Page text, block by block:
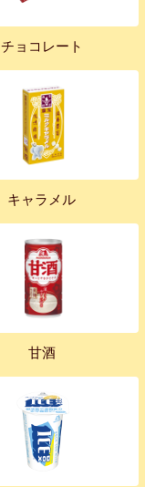
チョコレート
キャラメル
甘酒